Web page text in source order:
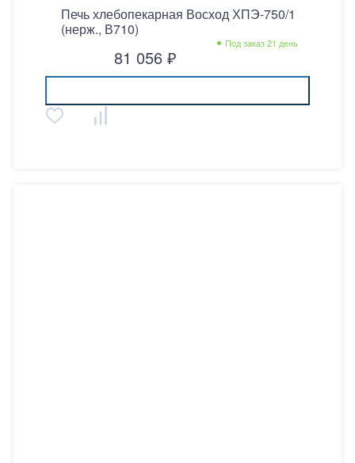
Печь хлебопекарная Восход ХПЭ-750/1
(нерж., В710)
Под заказ 21 день
81 056 ₽